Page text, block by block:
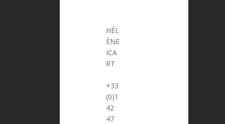
HÉL
ÈNE
ICA
RT
> helene.icart@prima-donna.fr
+33
(0)1
42
47